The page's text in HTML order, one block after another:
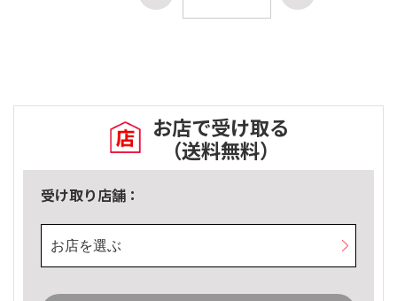
お店で受け取る
（送料無料）
受け取り店舗：
お店を選ぶ